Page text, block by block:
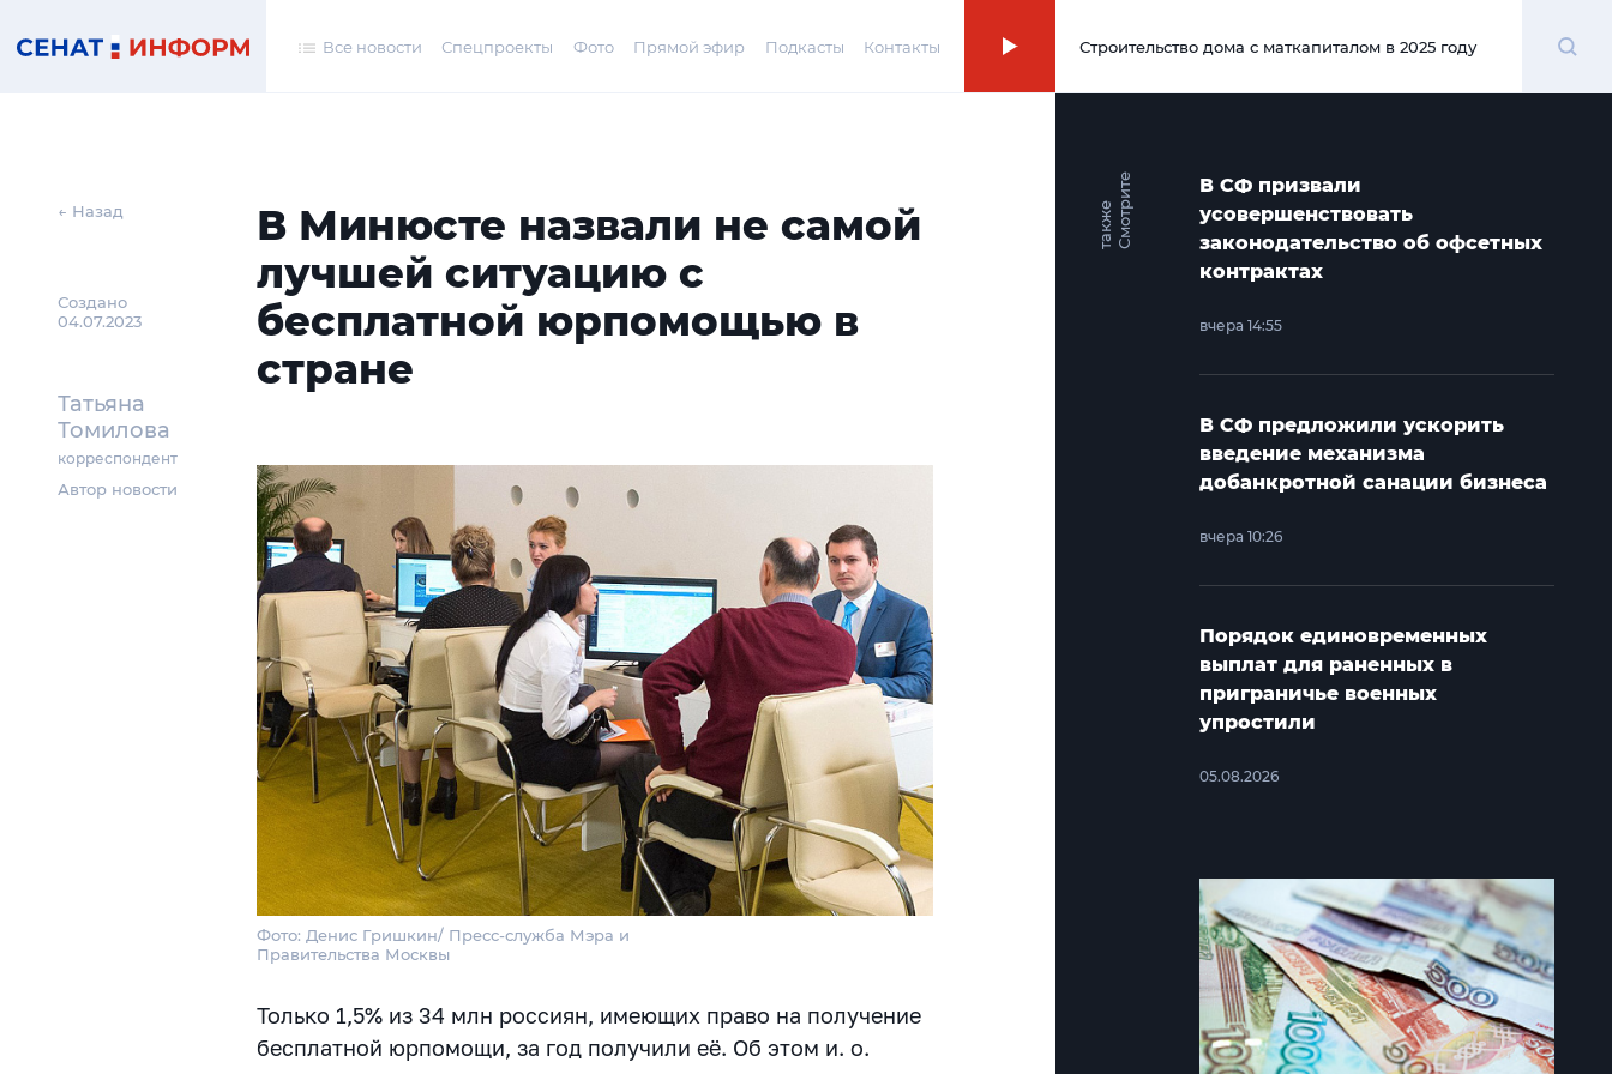
Все новости Спецпроекты Фото Прямой эфир Подкасты Контакты 00:00
Строительство дома с маткапиталом в 2025 году
← Назад
Создано
04.07.2023
Татьяна
Томилова
корреспондент
Автор новости
В Минюсте назвали не самой
лучшей ситуацию с
бесплатной юрпомощью в
стране
Фото: Денис Гришкин/ Пресс-служба Мэра и
Правительства Москвы
Только 1,5% из 34 млн россиян, имеющих право на получение
бесплатной юрпомощи, за год получили её. Об этом и. о.
С
м
о
т
р и
т
е
т
а
к
ж
е
В СФ призвали
усовершенствовать
законодательство об офсетных
контрактах
вчера 14:55
В СФ предложили ускорить
введение механизма
добанкротной санации бизнеса
вчера 10:26
Порядок единовременных
выплат для раненных в
приграничье военных
упростили
05.08.2026